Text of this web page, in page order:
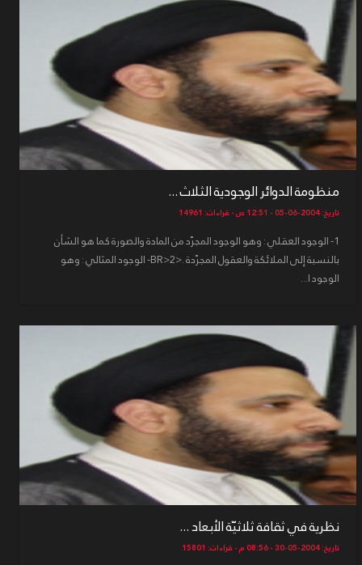
منظومة الدوائر الوجودية الثلاث ...
تاريخ: 2004-06-05 - 12:51 ص - قراءات: 14961
1- الوجود العقلي : وهو الوجود المجرّد من المادة والصورة كما هو الشأن
بالنسبة إلى الملائكة والعقول المجرّدة .<BR>2- الوجود المثالي : وهو
الوجود ا...
نظرية في ثقافة ثلاثيّة الأبعاد ...
تاريخ: 2004-05-30 - 08:56 م - قراءات: 15801